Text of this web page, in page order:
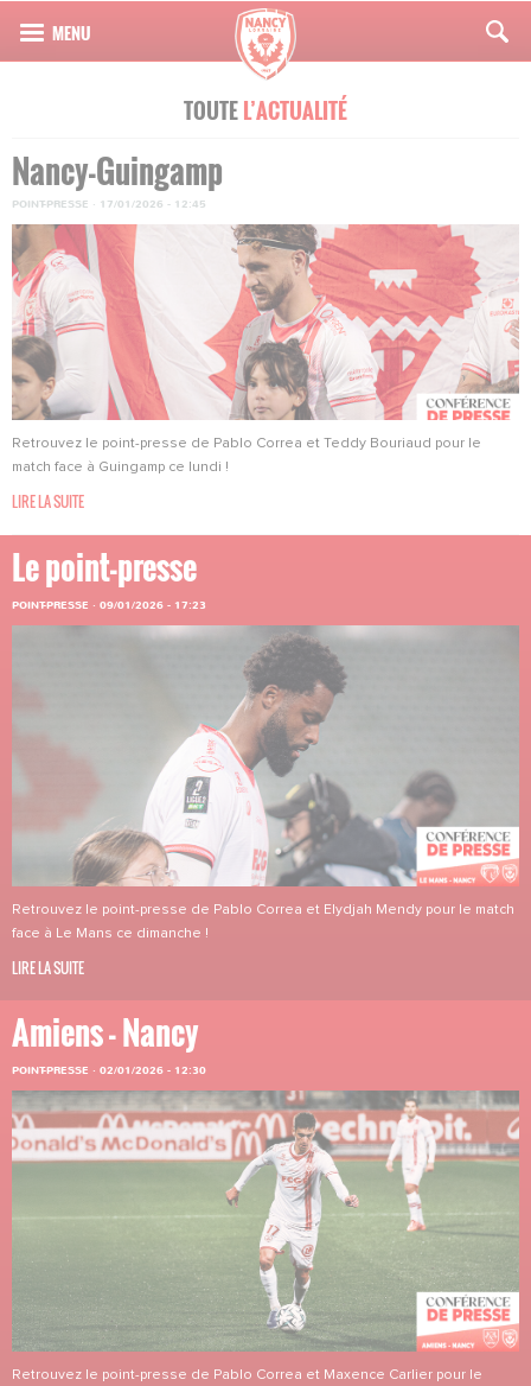
TOUTEL’ACTUALITÉ
Nancy-Guingamp
POINT-PRESSE · 17/01/2026 - 12:45
Retrouvez le point-presse de Pablo Correa et Teddy Bouriaud pour le
match face à Guingamp ce lundi !
LIRE LA SUITE
Le point-presse
POINT-PRESSE · 09/01/2026 - 17:23
Retrouvez le point-presse de Pablo Correa et Elydjah Mendy pour le match
face à Le Mans ce dimanche !
LIRE LA SUITE
Amiens - Nancy
POINT-PRESSE · 02/01/2026 - 12:30
Retrouvez le point-presse de Pablo Correa et Maxence Carlier pour le